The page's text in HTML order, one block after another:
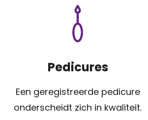
Pedicures
Een geregistreerde pedicure
onderscheidt zich in kwaliteit.